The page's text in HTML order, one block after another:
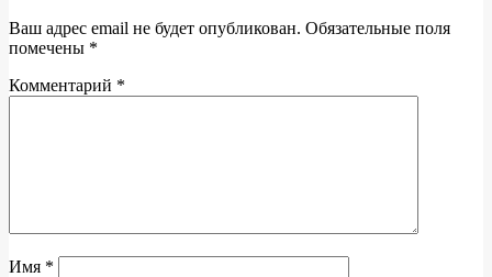
Ваш адрес email не будет опубликован. Обязательные поля
помечены *
Комментарий *
Имя *